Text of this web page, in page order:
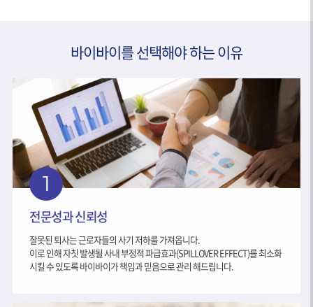
바이바이를 선택해야 하는 이유
1
전문성과 신뢰성
잘못된 퇴사는 근로자들의 사기 저하를 가져옵니다.
이로 인해 자칫 발생될 사내 부정적 파급효과(SPILLOVER EFFECT)를 최소화
시킬 수 있도록 바이바이가 책임과 믿음으로 관리 해드립니다.